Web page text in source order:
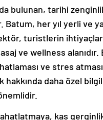
bulunan, tarihi
her yıl yerli ve
turistlerin
ve wellness
ve stres
daha özel
kas